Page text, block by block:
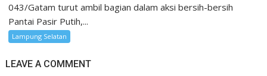
043/Gatam turut ambil bagian dalam aksi bersih-bersih
Pantai Pasir Putih,...
Lampung Selatan
LEAVE A COMMENT